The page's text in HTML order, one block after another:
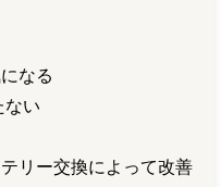
なる
ない
リー交換によって改善